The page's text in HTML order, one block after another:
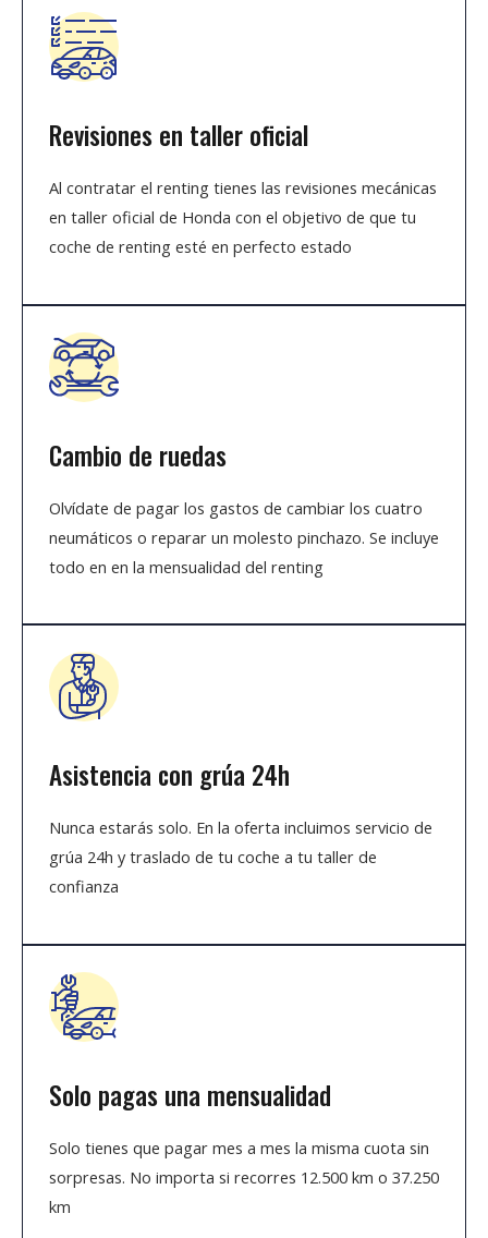
Revisiones en taller oficial
Al contratar el renting tienes las revisiones mecánicas
en taller oficial de Honda con el objetivo de que tu
coche de renting esté en perfecto estado
Cambio de ruedas
Olvídate de pagar los gastos de cambiar los cuatro
neumáticos o reparar un molesto pinchazo. Se incluye
todo en en la mensualidad del renting
Asistencia con grúa 24h
Nunca estarás solo. En la oferta incluimos servicio de
grúa 24h y traslado de tu coche a tu taller de
confianza
Solo pagas una mensualidad
Solo tienes que pagar mes a mes la misma cuota sin
sorpresas. No importa si recorres 12.500 km o 37.250
km